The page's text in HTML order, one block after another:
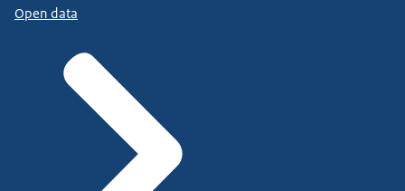
Open data